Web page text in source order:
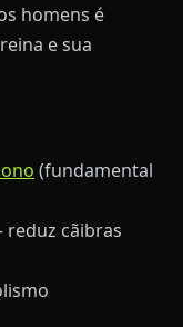
homens é
e sua
(fundamental
cãibras